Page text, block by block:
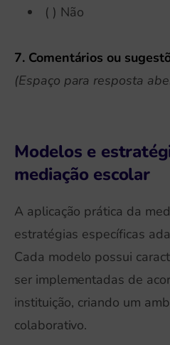
( ) Não
7. Comentários ou
(Espaço para resposta
Modelos e
mediação escolar
A aplicação prática da
estratégias específicas
Cada modelo possui
ser implementadas de
instituição, criando um
colaborativo.